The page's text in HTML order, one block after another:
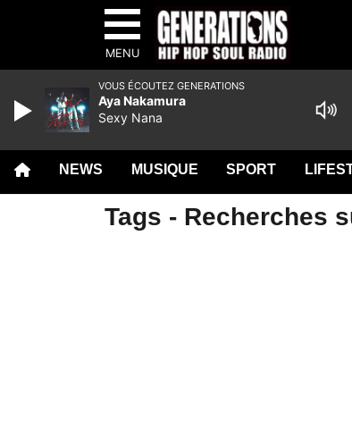
MENU
NEWS MUSIQUE SPORT
Tags - Recherches
VOUS ÉCOUTEZ GENERATIONS
Aya Nakamura
Sexy Nana